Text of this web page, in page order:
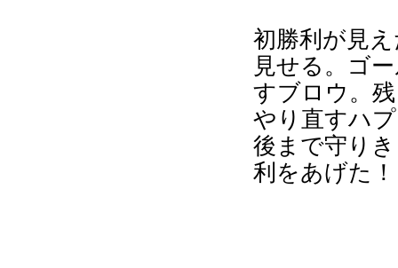
初勝利が見
見せる。ゴ
すブロウ。
やり直すハ
後まで守り
利をあげた！